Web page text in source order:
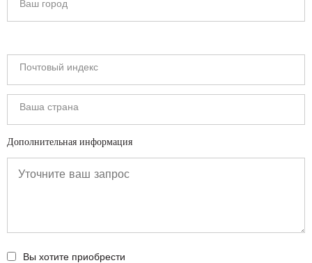
Дополнительная информация
Вы хотите приобрести